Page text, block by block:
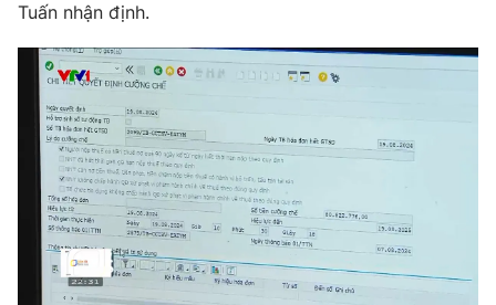
Tuấn nhận định.